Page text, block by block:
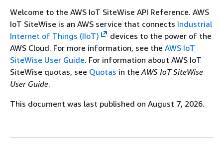
Welcome to the AWS IoT SiteWise API Reference. AWS
IoT SiteWise is an AWS service that connects Industrial
Internet of Things (IIoT)
devices to the power of the
AWS Cloud. For more information, see the AWS IoT
SiteWise User Guide. For information about AWS IoT
SiteWise quotas, see Quotas in theAWS IoT SiteWise
User Guide.
This document was last published on August 7, 2026.